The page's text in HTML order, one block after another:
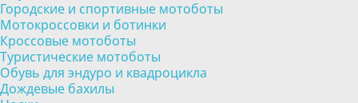
Городские и спортивные мотоботы
Мотокроссовки и ботинки
Кроссовые мотоботы
Туристические мотоботы
Обувь для эндуро и квадроцикла
Дождевые бахилы